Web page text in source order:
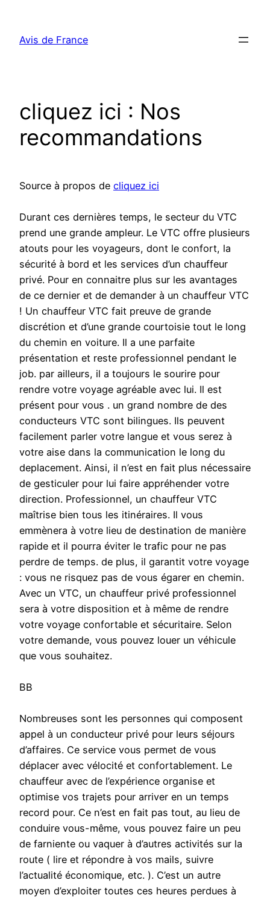
contenu
Avis de France
cliquez ici : Nos
recommandations
Source à propos de cliquez ici
Durant ces dernières temps, le secteur du VTC
prend une grande ampleur. Le VTC offre plusieurs
atouts pour les voyageurs, dont le confort, la
sécurité à bord et les services d’un chauffeur
privé. Pour en connaitre plus sur les avantages
de ce dernier et de demander à un chauffeur VTC
! Un chauffeur VTC fait preuve de grande
discrétion et d’une grande courtoisie tout le long
du chemin en voiture. Il a une parfaite
présentation et reste professionnel pendant le
job. par ailleurs, il a toujours le sourire pour
rendre votre voyage agréable avec lui. Il est
présent pour vous . un grand nombre de des
conducteurs VTC sont bilingues. Ils peuvent
facilement parler votre langue et vous serez à
votre aise dans la communication le long du
deplacement. Ainsi, il n’est en fait plus nécessaire
de gesticuler pour lui faire appréhender votre
direction. Professionnel, un chauffeur VTC
maîtrise bien tous les itinéraires. Il vous
emmènera à votre lieu de destination de manière
rapide et il pourra éviter le trafic pour ne pas
perdre de temps. de plus, il garantit votre voyage
: vous ne risquez pas de vous égarer en chemin.
Avec un VTC, un chauffeur privé professionnel
sera à votre disposition et à même de rendre
votre voyage confortable et sécuritaire. Selon
votre demande, vous pouvez louer un véhicule
que vous souhaitez.
BB
Nombreuses sont les personnes qui composent
appel à un conducteur privé pour leurs séjours
d’affaires. Ce service vous permet de vous
déplacer avec vélocité et confortablement. Le
chauffeur avec de l’expérience organise et
optimise vos trajets pour arriver en un temps
record pour. Ce n’est en fait pas tout, au lieu de
conduire vous-même, vous pouvez faire un peu
de farniente ou vaquer à d’autres activités sur la
route ( lire et répondre à vos mails, suivre
l’actualité économique, etc. ). C’est un autre
moyen d’exploiter toutes ces heures perdues à